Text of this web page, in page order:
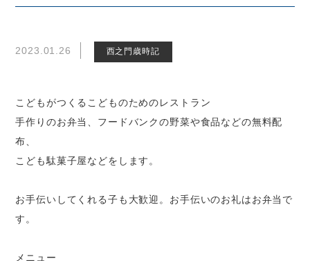
2023.01.26 西之門歳時記
こどもがつくるこどものためのレストラン
手作りのお弁当、フードバンクの野菜や食品などの無料配
布、
こども駄菓子屋などをします。
お手伝いしてくれる子も大歓迎。お手伝いのお礼はお弁当で
す。
メニュー